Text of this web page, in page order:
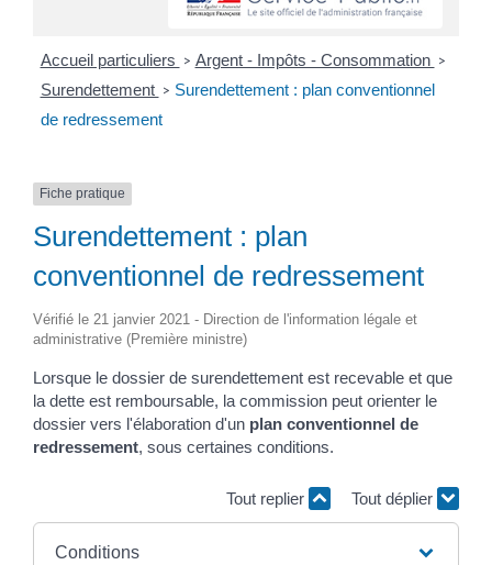
Accueil particuliers > Argent - Impôts - Consommation >
Surendettement > Surendettement : plan conventionnel
de redressement
Fiche pratique
Surendettement : plan
conventionnel de redressement
Vérifié le 21 janvier 2021 - Direction de l'information légale et
administrative (Première ministre)
Lorsque le dossier de surendettement est recevable et que
la dette est remboursable, la commission peut orienter le
dossier vers l'élaboration d'un plan conventionnel de
redressement, sous certaines conditions.
Tout replier Tout déplier
Conditions